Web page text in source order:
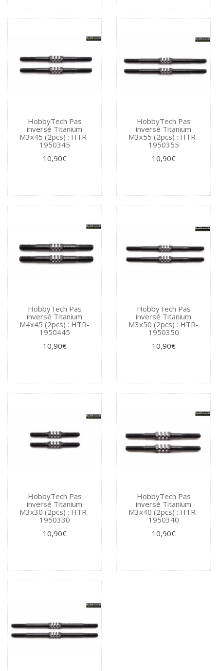
HobbyTech Pas
inversé Titanium
M3x45 (2pcs) : HTR-
1950345
10,90€
HobbyTech Pas
inversé Titanium
M3x55 (2pcs) : HTR-
1950355
10,90€
HobbyTech Pas
inversé Titanium
M4x45 (2pcs) : HTR-
1950445
10,90€
HobbyTech Pas
inversé Titanium
M3x50 (2pcs) : HTR-
1950350
10,90€
HobbyTech Pas
inversé Titanium
M3x30 (2pcs) : HTR-
1950330
10,90€
HobbyTech Pas
inversé Titanium
M3x40 (2pcs) : HTR-
1950340
10,90€